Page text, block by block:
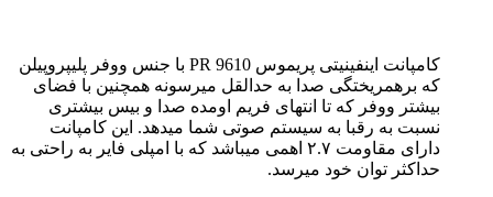
کامپانت اینفینیتی پریموس PR 9610 با جنس ووفر پلیپروپیلن
که برهمریختگی صدا به حدالقل میرسونه همچنین با فضای
بیشتر ووفر که تا انتهای فریم اومده صدا و بیس بیشتری
نسبت به رقبا به سیستم صوتی شما میدهد. این کامپانت
دارای مقاومت ۲.۷ اهمی میباشد که با امپلی فایر به راحتی به
حداکثر توان خود میرسد.